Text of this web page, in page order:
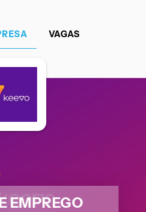
VAGAS
EMPREGO